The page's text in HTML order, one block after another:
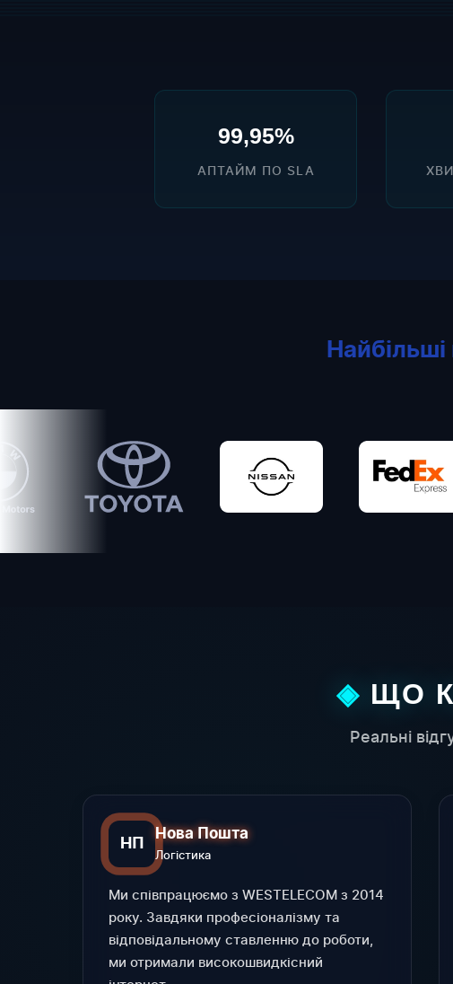
99,95%
АПТАЙМ ПО SLA
ЩО
Реальні
НП
Нова Пошта
Логістика
Ми співпрацюємо з WESTELECOM з 2014
року. Завдяки професіоналізму та
відповідальному ставленню до роботи,
ми отримали високошвидкісний